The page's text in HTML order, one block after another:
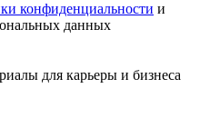
конфиденциальности и
данных
для карьеры и бизнеса